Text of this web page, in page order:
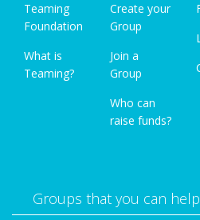
Teaming
Foundation
What is
Teaming?
Create your
Group
Join a
Group
Who can
raise funds?
Groups that you can